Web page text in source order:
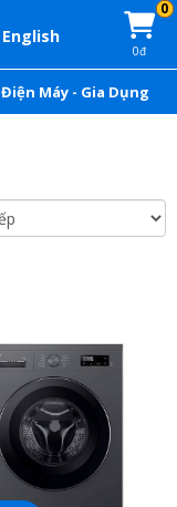
English
0
0đ
Điện Máy - Gia Dụng